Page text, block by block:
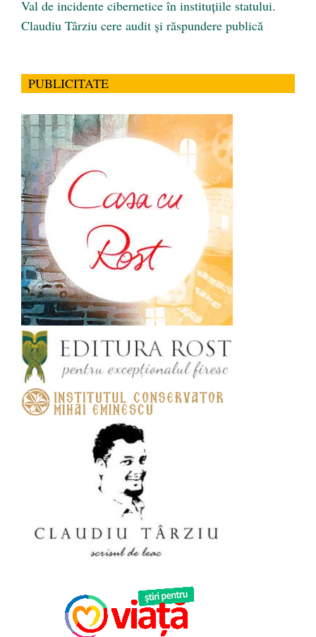
Val de incidente cibernetice în instituțiile statului.
Claudiu Târziu cere audit și răspundere publică
PUBLICITATE